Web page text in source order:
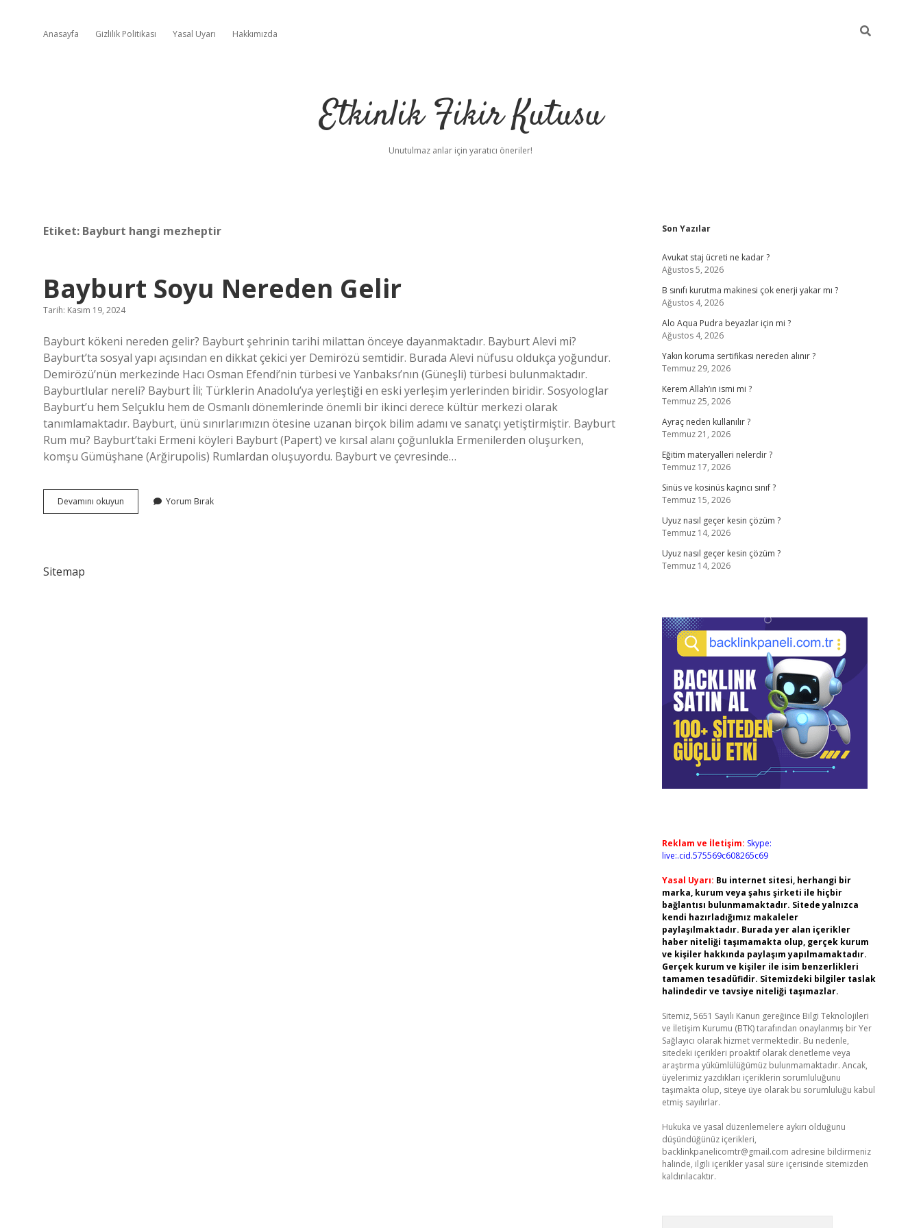
Anasayfa Gizlilik Politikası Yasal Uyarı Hakkımızda
Etkinlik Fikir Kutusu
Unutulmaz anlar için yaratıcı öneriler!
Etiket: Bayburt hangi mezheptir
Bayburt Soyu Nereden Gelir
Tarih: Kasım 19, 2024
Bayburt kökeni nereden gelir? Bayburt şehrinin tarihi milattan önceye dayanmaktadır. Bayburt Alevi mi?
Bayburt’ta sosyal yapı açısından en dikkat çekici yer Demirözü semtidir. Burada Alevi nüfusu oldukça yoğundur.
Demirözü’nün merkezinde Hacı Osman Efendi’nin türbesi ve Yanbaksı’nın (Güneşli) türbesi bulunmaktadır.
Bayburtlular nereli? Bayburt İli; Türklerin Anadolu’ya yerleştiği en eski yerleşim yerlerinden biridir. Sosyologlar
Bayburt’u hem Selçuklu hem de Osmanlı dönemlerinde önemli bir ikinci derece kültür merkezi olarak
tanımlamaktadır. Bayburt, ünü sınırlarımızın ötesine uzanan birçok bilim adamı ve sanatçı yetiştirmiştir. Bayburt
Rum mu? Bayburt’taki Ermeni köyleri Bayburt (Papert) ve kırsal alanı çoğunlukla Ermenilerden oluşurken,
komşu Gümüşhane (Arğirupolis) Rumlardan oluşuyordu. Bayburt ve çevresinde…
Devamını okuyun Bayburt
Soyu
Yorum Bırak
Sitemap
Sidebar
Son Yazılar
Avukat staj ücreti ne kadar ?
Ağustos 5, 2026
B sınıfı kurutma makinesi çok enerji yakar mı ?
Ağustos 4, 2026
Alo Aqua Pudra beyazlar için mi ?
Ağustos 4, 2026
Yakın koruma sertifikası nereden alınır ?
Temmuz 29, 2026
Kerem Allah’ın ismi mi ?
Temmuz 25, 2026
Ayraç neden kullanılır ?
Temmuz 21, 2026
Eğitim materyalleri nelerdir ?
Temmuz 17, 2026
Sinüs ve kosinüs kaçıncı sınıf ?
Temmuz 15, 2026
Uyuz nasıl geçer kesin çözüm ?
Temmuz 14, 2026
Uyuz nasıl geçer kesin çözüm ?
Temmuz 14, 2026
Reklam ve İletişim: Skype:
live:.cid.575569c608265c69
Yasal Uyarı: Bu internet sitesi, herhangi bir
marka, kurum veya şahıs şirketi ile hiçbir
bağlantısı bulunmamaktadır. Sitede yalnızca
kendi hazırladığımız makaleler
paylaşılmaktadır. Burada yer alan içerikler
haber niteliği taşımamakta olup, gerçek kurum
ve kişiler hakkında paylaşım yapılmamaktadır.
Gerçek kurum ve kişiler ile isim benzerlikleri
tamamen tesadüfidir. Sitemizdeki bilgiler taslak
halindedir ve tavsiye niteliği taşımazlar.
Sitemiz, 5651 Sayılı Kanun gereğince Bilgi Teknolojileri
ve İletişim Kurumu (BTK) tarafından onaylanmış bir Yer
Sağlayıcı olarak hizmet vermektedir. Bu nedenle,
sitedeki içerikleri proaktif olarak denetleme veya
araştırma yükümlülüğümüz bulunmamaktadır. Ancak,
üyelerimiz yazdıkları içeriklerin sorumluluğunu
taşımakta olup, siteye üye olarak bu sorumluluğu kabul
etmiş sayılırlar.
Hukuka ve yasal düzenlemelere aykırı olduğunu
düşündüğünüz içerikleri,
backlinkpanelicomtr@gmail.com adresine bildirmeniz
halinde, ilgili içerikler yasal süre içerisinde sitemizden
kaldırılacaktır.